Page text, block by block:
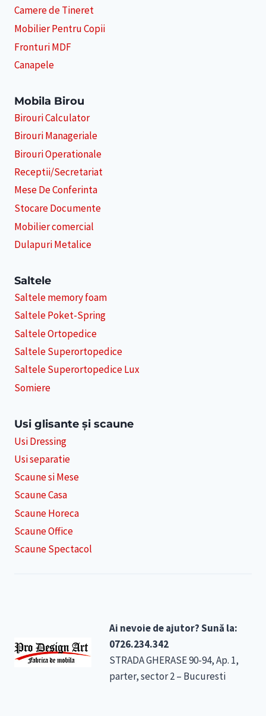
Camere de Tineret
Mobilier Pentru Copii
Fronturi MDF
Canapele
Mobila Birou
Birouri Calculator
Birouri Manageriale
Birouri Operationale
Receptii/Secretariat
Mese De Conferinta
Stocare Documente
Mobilier comercial
Dulapuri Metalice
Saltele
Saltele memory foam
Saltele Poket-Spring
Saltele Ortopedice
Saltele Superortopedice
Saltele Superortopedice Lux
Somiere
Usi glisante și scaune
Usi Dressing
Usi separatie
Scaune si Mese
Scaune Casa
Scaune Horeca
Scaune Office
Scaune Spectacol
Ai nevoie de ajutor? Sună la:
0726.234.342
STRADA GHERASE 90-94, Ap. 1,
parter, sector 2 – Bucuresti